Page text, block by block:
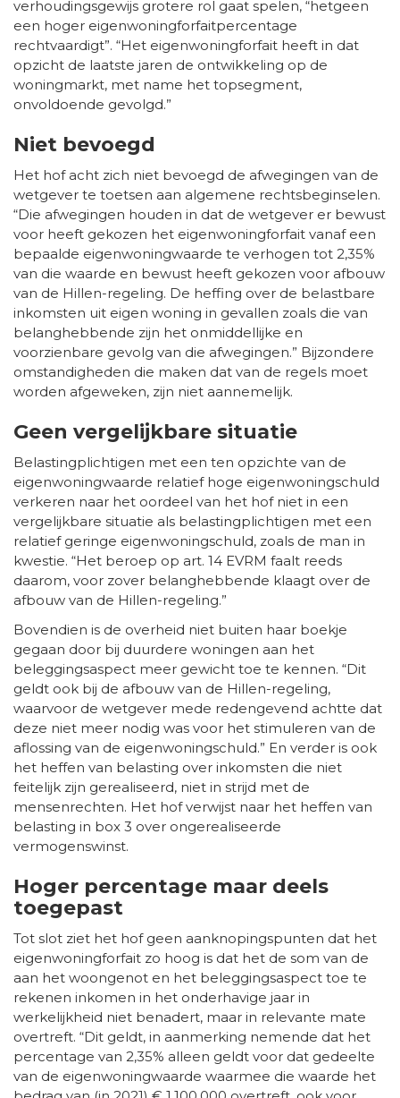
verhoudingsgewijs grotere rol gaat spelen, “hetgeen
een hoger eigenwoningforfaitpercentage
rechtvaardigt”. “Het eigenwoningforfait heeft in dat
opzicht de laatste jaren de ontwikkeling op de
woningmarkt, met name het topsegment,
onvoldoende gevolgd.”
Niet bevoegd
Het hof acht zich niet bevoegd de afwegingen van de
wetgever te toetsen aan algemene rechtsbeginselen.
“Die afwegingen houden in dat de wetgever er bewust
voor heeft gekozen het eigenwoningforfait vanaf een
bepaalde eigenwoningwaarde te verhogen tot 2,35%
van die waarde en bewust heeft gekozen voor afbouw
van de Hillen-regeling. De heffing over de belastbare
inkomsten uit eigen woning in gevallen zoals die van
belanghebbende zijn het onmiddellijke en
voorzienbare gevolg van die afwegingen.” Bijzondere
omstandigheden die maken dat van de regels moet
worden afgeweken, zijn niet aannemelijk.
Geen vergelijkbare situatie
Belastingplichtigen met een ten opzichte van de
eigenwoningwaarde relatief hoge eigenwoningschuld
verkeren naar het oordeel van het hof niet in een
vergelijkbare situatie als belastingplichtigen met een
relatief geringe eigenwoningschuld, zoals de man in
kwestie. “Het beroep op art. 14 EVRM faalt reeds
daarom, voor zover belanghebbende klaagt over de
afbouw van de Hillen-regeling.”
Bovendien is de overheid niet buiten haar boekje
gegaan door bij duurdere woningen aan het
beleggingsaspect meer gewicht toe te kennen. “Dit
geldt ook bij de afbouw van de Hillen-regeling,
waarvoor de wetgever mede redengevend achtte dat
deze niet meer nodig was voor het stimuleren van de
aflossing van de eigenwoningschuld.” En verder is ook
het heffen van belasting over inkomsten die niet
feitelijk zijn gerealiseerd, niet in strijd met de
mensenrechten. Het hof verwijst naar het heffen van
belasting in box 3 over ongerealiseerde
vermogenswinst.
Hoger percentage maar deels
toegepast
Tot slot ziet het hof geen aanknopingspunten dat het
eigenwoningforfait zo hoog is dat het de som van de
aan het woongenot en het beleggingsaspect toe te
rekenen inkomen in het onderhavige jaar in
werkelijkheid niet benadert, maar in relevante mate
overtreft. “Dit geldt, in aanmerking nemende dat het
percentage van 2,35% alleen geldt voor dat gedeelte
van de eigenwoningwaarde waarmee die waarde het